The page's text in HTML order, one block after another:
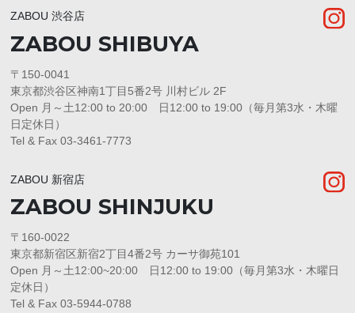
ZABOU 渋谷店
ZABOU SHIBUYA
〒150-0041
東京都渋谷区神南1丁目5番2号 川村ビル 2F
Open 月～土12:00 to 20:00 日12:00 to 19:00（毎月第3水・木曜
日定休日）
Tel & Fax 03-3461-7773
ZABOU 新宿店
ZABOU SHINJUKU
〒160-0022
東京都新宿区新宿2丁目4番2号 カーサ御苑101
Open 月～土12:00~20:00 日12:00 to 19:00（毎月第3水・木曜日
定休日）
Tel & Fax 03-5944-0788